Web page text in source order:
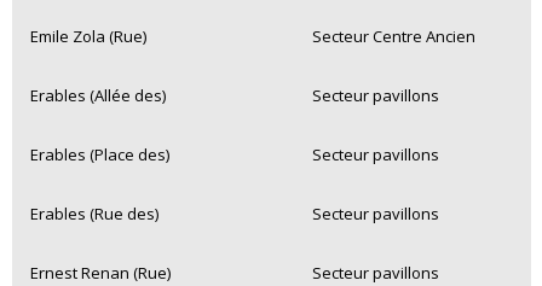
Emile Zola (Rue) Secteur Centre Ancien
Erables (Allée des) Secteur pavillons
Erables (Place des) Secteur pavillons
Erables (Rue des) Secteur pavillons
Ernest Renan (Rue) Secteur pavillons